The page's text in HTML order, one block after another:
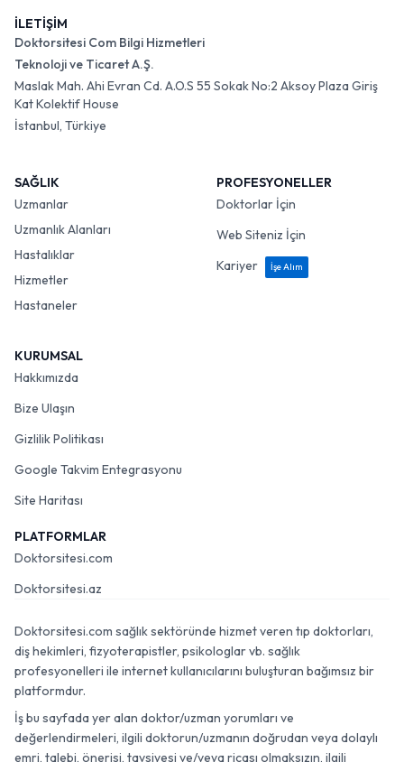
İLETİŞİM
Doktorsitesi Com Bilgi Hizmetleri
Teknoloji ve Ticaret A.Ş.
Maslak Mah. Ahi Evran Cd. A.O.S 55 Sokak No:2 Aksoy Plaza Giriş
Kat Kolektif House
İstanbul, Türkiye
SAĞLIK
Uzmanlar
Uzmanlık Alanları
Hastalıklar
Hizmetler
Hastaneler
PROFESYONELLER
Doktorlar İçin
Web Siteniz İçin
Kariyer
İşe Alım
KURUMSAL
Hakkımızda
Bize Ulaşın
Gizlilik Politikası
Google Takvim Entegrasyonu
Site Haritası
PLATFORMLAR
Doktorsitesi.com
Doktorsitesi.az
Doktorsitesi.com sağlık sektöründe hizmet veren tıp doktorları,
diş hekimleri, fizyoterapistler, psikologlar vb. sağlık
profesyonelleri ile internet kullanıcılarını buluşturan bağımsız bir
platformdur.
İş bu sayfada yer alan doktor/uzman yorumları ve
değerlendirmeleri, ilgili doktorun/uzmanın doğrudan veya dolaylı
emri, talebi, önerisi, tavsiyesi ve/veya ricası olmaksızın, ilgili